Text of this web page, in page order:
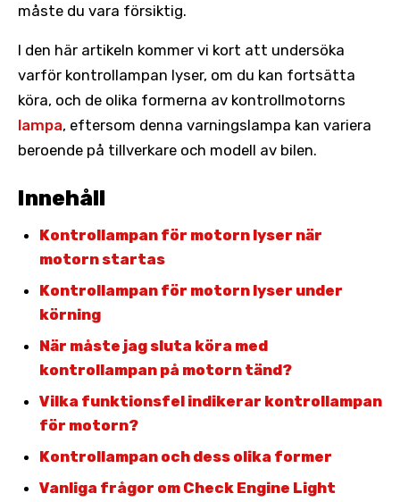
måste du vara försiktig.
I den här artikeln kommer vi kort att undersöka
varför kontrollampan lyser, om du kan fortsätta
köra, och de olika formerna av kontrollmotorns
lampa, eftersom denna varningslampa kan variera
beroende på tillverkare och modell av bilen.
Innehåll
Kontrollampan för motorn lyser när
motorn startas
Kontrollampan för motorn lyser under
körning
När måste jag sluta köra med
kontrollampan på motorn tänd?
Vilka funktionsfel indikerar kontrollampan
för motorn?
Kontrollampan och dess olika former
Vanliga frågor om Check Engine Light